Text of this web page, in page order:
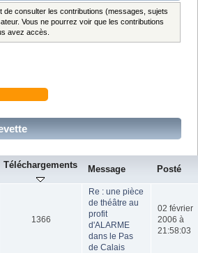
de consulter les contributions (messages, sujets
Vous ne pourrez voir que les contributions
avez accès.
Téléchargements Message Posté
1366
Re : une pièce
de théâtre au
profit
d'ALARME
dans le Pas
de Calais
02 février
2006 à
21:58:03